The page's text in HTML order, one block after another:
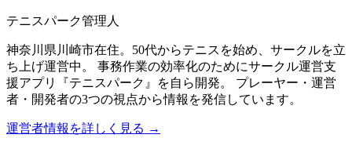
テニスパーク管理人
神奈川県川崎市在住。50代からテニスを始め、サークルを立
ち上げ運営中。 事務作業の効率化のためにサークル運営支
援アプリ『テニスパーク』を自ら開発。 プレーヤー・運営
者・開発者の3つの視点から情報を発信しています。
運営者情報を詳しく見る →